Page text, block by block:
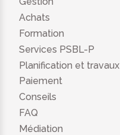
Achats
Formation
Services PSBL-P
Planification et travaux
Paiement
Conseils
FAQ
Médiation